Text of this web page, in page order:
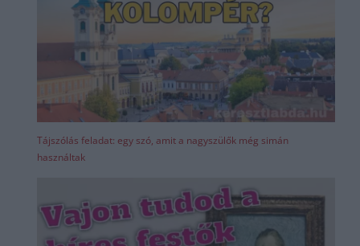
Tájszólás feladat: egy szó, amit a nagyszülők még simán
használtak